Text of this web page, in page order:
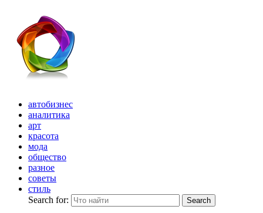
автобизнес
аналитика
арт
красота
мода
общество
разное
советы
стиль
Search for:
Search